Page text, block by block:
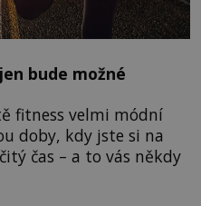
bude možné
fitness velmi módní
doby, kdy jste si na
čas – a to vás někdy